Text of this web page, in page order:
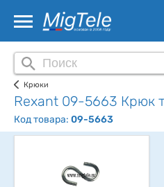
Крюки
Rexant 09-5663 Крюк
Код товара: 09-5663